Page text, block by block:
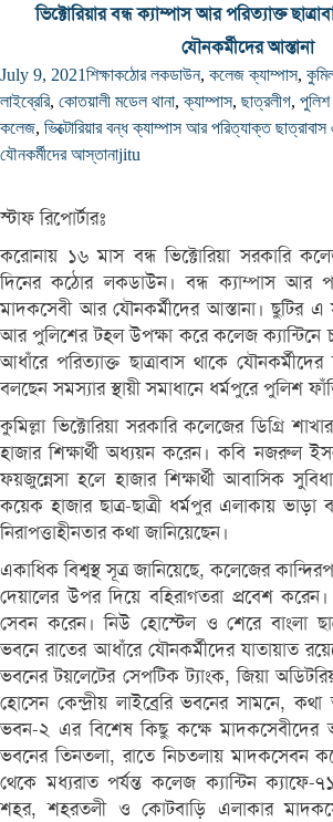
ভিক্টোরিয়ার বন্ধ ক্যাম্পাস আর পরিত্যাক্ত
যৌনকর্মীদের আস্তানা
July 9, 2021শিক্ষাকঠোর লকডাউন, কলেজ ক্যাম্পাস,
লাইব্রেরি, কোতয়ালী মডেল থানা,ক্যাম্পাস, ছাত্রলীগ, পুলিশ
কলেজ, ভিক্টোরিয়ার বন্ধ ক্যাম্পাস আর পরিত্যাক্ত
যৌনকর্মীদের আস্তানাjitu
স্টাফ রিপোর্টারঃ
করোনায় ১৬ মাস বন্ধ ভিক্টোরিয়া সরকারি
দিনের কঠোর লকডাউন। বন্ধ ক্যাম্পাস আর
মাদকসেবী আর যৌনকর্মীদের আস্তানা। ছুটির এ
আর পুলিশের টহল উপক্ষা করে কলেজ ক্যান্টিনে
আধাঁরে পরিত্যাক্ত ছাত্রাবাস থাকে
বলছেন সমস্যার স্থায়ী সমাধানে ধর্মপুরে পুলিশ
কুমিল্লা ভিক্টোরিয়া সরকারি কলেজের ডিগ্রি
হাজার শিক্ষার্থী অধ্যয়ন করেন। কবি নজরুল
ফয়জুন্নেসা হলে হাজার শিক্ষার্থী আবাসিক
কয়েক হাজার ছাত্র-ছাত্রী ধর্মপুর এলাকায় ভাড়া
নিরাপত্তাহীনতার কথা জানিয়েছেন।
একাধিক বিশ্বস্থ সূত্র জানিয়েছে, কলেজের
দেয়ালের উপর দিয়ে বহিরাগতরা প্রবেশ
সেবন করেন। নিউ হোস্টেল ও শেরে বাংলা
ভবনে রাতের আধাঁরে যৌনকর্মীদের যাতায়াত
ভবনের টয়লেটের সেপটিক ট্যাংক, জিয়া
হোসেন কেন্দ্রীয় লাইব্রেরি ভবনের সামনে, কথা
ভবন-২ এর বিশেষ কিছু কক্ষে মাদকসেবীদের
ভবনের তিনতলা, রাতে নিচতলায় মাদকসেবন
থেকে মধ্যরাত পর্যন্ত কলেজ ক্যান্টিন ক্যাফে-
শহর, শহরতলী ও কোটবাড়ি এলাকার